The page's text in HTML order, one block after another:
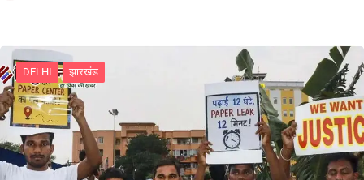
DELHI झारखंड